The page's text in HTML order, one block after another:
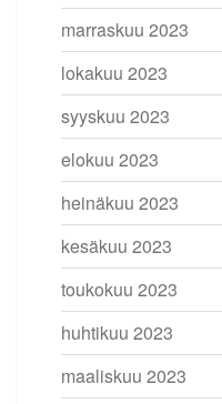
marraskuu 2023
lokakuu 2023
syyskuu 2023
elokuu 2023
heinäkuu 2023
kesäkuu 2023
toukokuu 2023
huhtikuu 2023
maaliskuu 2023